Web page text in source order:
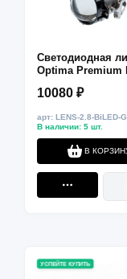
Светодиодная
Optima Premium
10080 ₽
арт: LENS-2.8-BiLED-
В наличии: 5 шт.
В
УСПЕЙТЕ КУПИТЬ